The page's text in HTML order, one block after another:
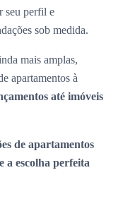
seu perfil e
sob medida.
mais amplas,
apartamentos à
até imóveis
de apartamentos
a escolha perfeita